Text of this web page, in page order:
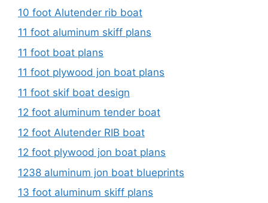
10 foot Alutender rib boat
11 foot aluminum skiff plans
11 foot boat plans
11 foot plywood jon boat plans
11 foot skif boat design
12 foot aluminum tender boat
12 foot Alutender RIB boat
12 foot plywood jon boat plans
1238 aluminum jon boat blueprints
13 foot aluminum skiff plans